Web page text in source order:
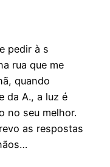
pedir à s
rua que me
quando
da A., a luz é
no seu melhor.
as respostas